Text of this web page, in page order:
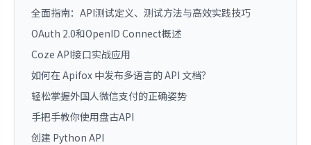
全面指南：API测试定义、测试方法与高效实践技巧
OAuth 2.0和OpenID Connect概述
Coze API接口实战应用
如何在 Apifox 中发布多语言的 API 文档？
轻松掌握外国人微信支付的正确姿势
手把手教你使用盘古API
创建 Python API